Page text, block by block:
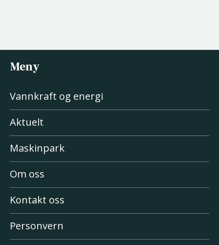
Meny
Vannkraft og energi
Aktuelt
Maskinpark
Om oss
Kontakt oss
Personvern